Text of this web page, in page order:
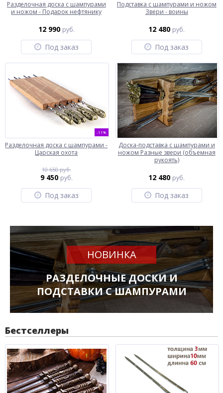
Разделочная доска с шампурами
и ножом - Подарок нефтянику
12 990 руб.
Под заказ
Подставка с шампурами и ножом
Звери - воины
12 480 руб.
Под заказ
-11%
Разделочная доска с шампурами -
Царская охота
10 650 руб.
9 450 руб.
Под заказ
Доска-подставка с шампурами и
ножом Разные звери (объемная
рукоять)
12 480 руб.
Под заказ
НОВИНКА
РАЗДЕЛОЧНЫЕ ДОСКИ И
ПОДСТАВКИ С ШАМПУРАМИ
Бестселлеры